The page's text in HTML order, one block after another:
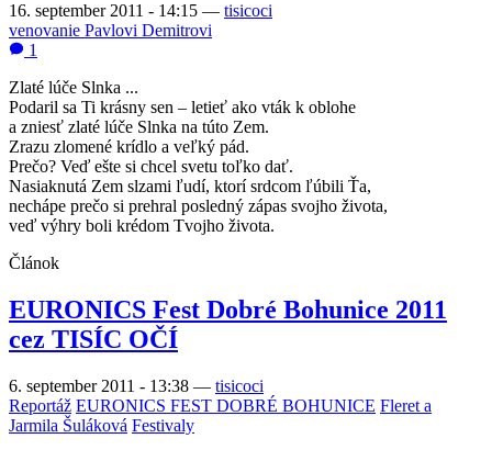
16. september 2011 - 14:15 — tisicoci
venovanie Pavlovi Demitrovi
1
Zlaté lúče Slnka ...
Podaril sa Ti krásny sen – letieť ako vták k oblohe
a zniesť zlaté lúče Slnka na túto Zem.
Zrazu zlomené krídlo a veľký pád.
Prečo? Veď ešte si chcel svetu toľko dať.
Nasiaknutá Zem slzami ľudí, ktorí srdcom ľúbili Ťa,
nechápe prečo si prehral posledný zápas svojho života,
veď výhry boli krédom Tvojho života.
Článok
EURONICS Fest Dobré Bohunice 2011
cez TISÍC OČÍ
6. september 2011 - 13:38 — tisicoci
Reportáž EURONICS FEST DOBRÉ BOHUNICE Fleret a
Jarmila Šuláková Festivaly